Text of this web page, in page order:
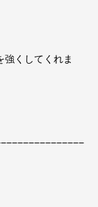
強くしてくれま